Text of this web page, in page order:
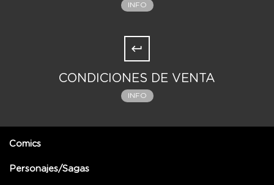
INFO
CONDICIONES DE VENTA
INFO
Comics
Personajes/Sagas